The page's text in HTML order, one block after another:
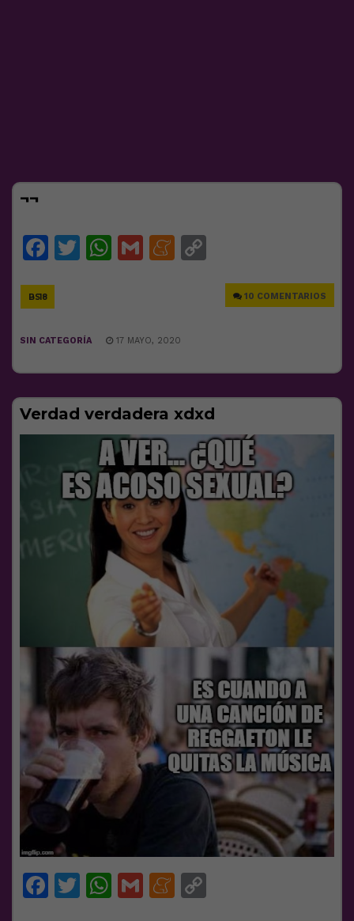
¬¬
Facebook
Twitter
WhatsApp
GmailMeneame
BS18 10 COMENTARIOS
SIN CATEGORÍA 17 MAYO, 2020
Verdad verdadera xdxd
Facebook
Twitter
WhatsApp
GmailMeneame